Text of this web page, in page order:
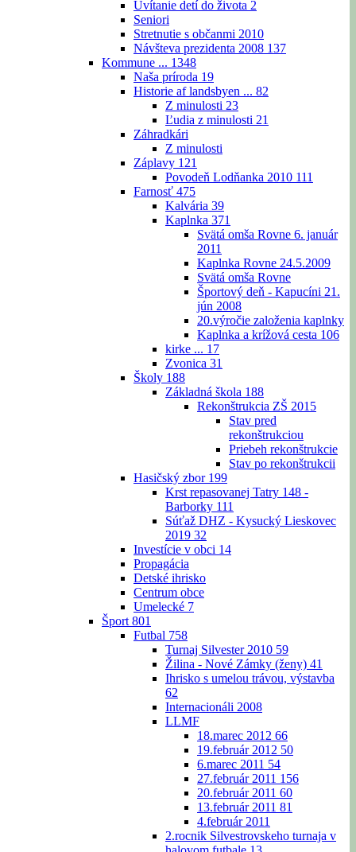
Uvítanie detí do života 2
Seniori
Stretnutie s občanmi 2010
Návšteva prezidenta 2008 137
Kommune ... 1348
Naša príroda 19
Historie af landsbyen ... 82
Z minulosti 23
Ľudia z minulosti 21
Záhradkári
Z minulosti
Záplavy 121
Povodeň Lodňanka 2010 111
Farnosť 475
Kalvária 39
Kaplnka 371
Svätá omša Rovne 6. január
2011
Kaplnka Rovne 24.5.2009
Svätá omša Rovne
Športový deň - Kapucíni 21.
jún 2008
20.výročie založenia kaplnky
Kaplnka a krížová cesta 106
kirke ... 17
Zvonica 31
Školy 188
Základná škola 188
Rekonštrukcia ZŠ 2015
Stav pred
rekonštrukciou
Priebeh rekonštrukcie
Stav po rekonštrukcii
Hasičský zbor 199
Krst repasovanej Tatry 148 -
Barborky 111
Súťaž DHZ - Kysucký Lieskovec
2019 32
Investície v obci 14
Propagácia
Detské ihrisko
Centrum obce
Umelecké 7
Šport 801
Futbal 758
Turnaj Silvester 2010 59
Žilina - Nové Zámky (ženy) 41
Ihrisko s umelou trávou, výstavba
62
Internacionáli 2008
LLMF
18.marec 2012 66
19.február 2012 50
6.marec 2011 54
27.február 2011 156
20.február 2011 60
13.február 2011 81
4.február 2011
2.rocnik Silvestrovskeho turnaja v